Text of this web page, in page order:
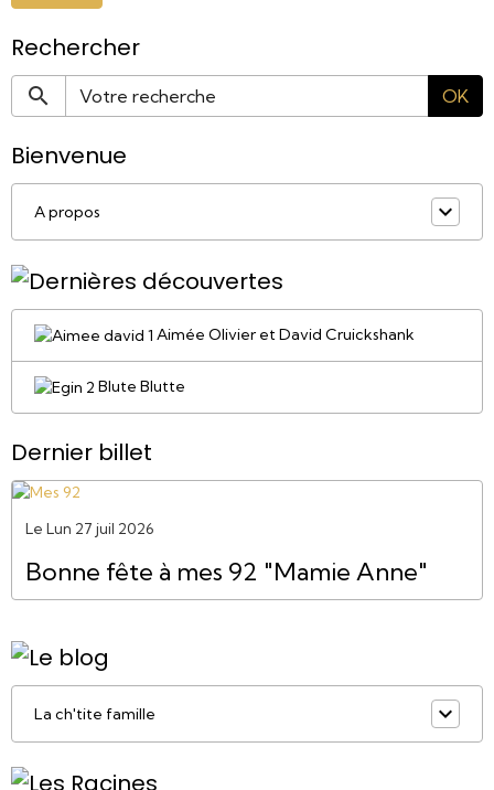
Rechercher
OK
Bienvenue
A propos
Aimée Olivier et David Cruickshank
Blute Blutte
Dernier billet
Le Lun 27 juil 2026
Bonne fête à mes 92 "Mamie Anne"
La ch'tite famille